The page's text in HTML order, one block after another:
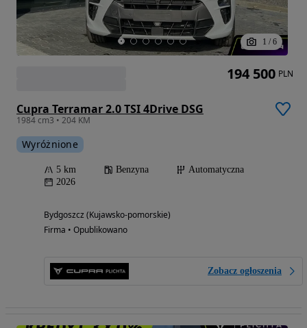
1 / 6
Cupra Terramar 2.0 TSI 4Drive DSG
1984 cm3 • 204 KM
Wyróżnione
5 km Benzyna
Automatyczna
2026
Bydgoszcz (Kujawsko-pomorskie)
Firma • Opublikowano
Zobacz ogłoszenia
194 500 PLN